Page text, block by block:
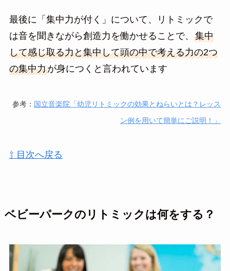
最後に「集中力が付く」について、リトミックで
は音を聞きながら創造力を働かせることで、 集中
して感じ取る力と集中して頭の中で考える力の2つ
の集中力が身につくと言われています
参考： 国立音楽院「幼児リトミックの効果とねらいとは？レッス
ン例を用いて簡単にご説明！」
⇧ 目次へ戻る
ベビーパークのリトミックは何をする？